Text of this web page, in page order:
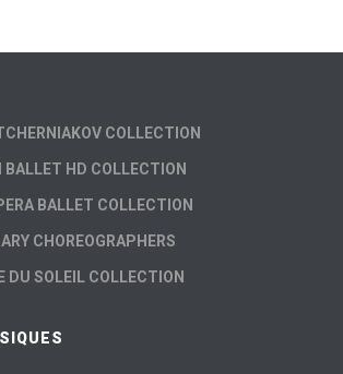
COLLECTION
BALLET HD COLLECTION
BALLET COLLECTION
CHOREOGRAPHERS
DU SOLEIL COLLECTION